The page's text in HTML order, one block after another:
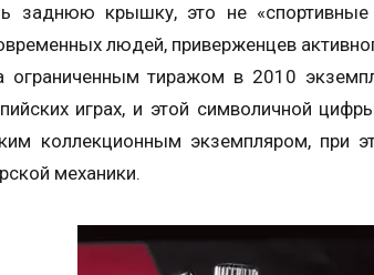
заднюю крышку, это не
людей, приверженцев
ограниченным тиражом в 2010
играх, и этой символичной
коллекционным экземпляром, при
механики.